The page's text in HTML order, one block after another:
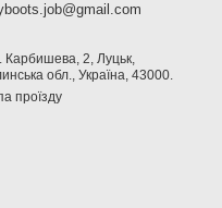
Карбишева, 2, Луцьк,
обл., Україна, 43000.
проїзду